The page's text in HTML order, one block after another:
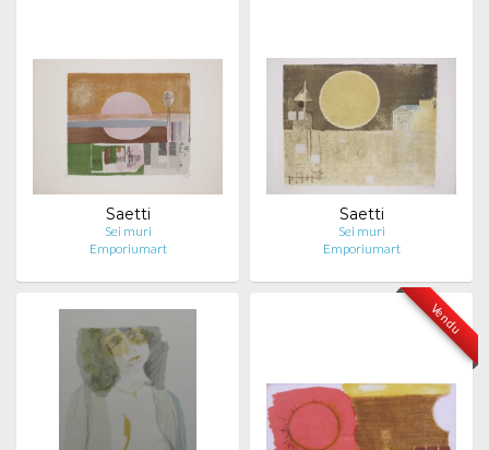
Saetti
Sei muri
Emporiumart
Saetti
Sei muri
Emporiumart
Vendu